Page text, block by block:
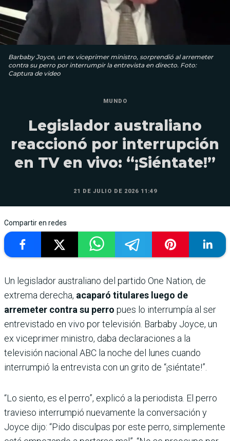
Barbaby Joyce, un ex viceprimer ministro, sorprendió al arremeter
contra su perro por interrumpir la entrevista en directo. Foto:
Captura de video
MUNDO
Legislador australiano
reaccionó por interrupción
en TV en vivo: “¡Siéntate!”
21 DE JULIO DE 2026 11:49
Compartir en redes
Un legislador australiano del partido One Nation, de
extrema derecha, acaparó titulares luego de
arremeter contra su perro pues lo interrumpía al ser
entrevistado en vivo por televisión. Barbaby Joyce, un
ex viceprimer ministro, daba declaraciones a la
televisión nacional ABC la noche del lunes cuando
interrumpió la entrevista con un grito de “¡siéntate!”.
“Lo siento, es el perro”, explicó a la periodista. El perro
travieso interrumpió nuevamente la conversación y
Joyce dijo: “Pido disculpas por este perro, simplemente